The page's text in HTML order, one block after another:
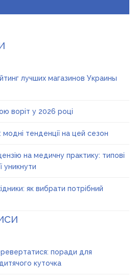
лучших магазинов Украины
воріт у 2026 році
тенденції на цей сезон
на медичну практику: типові
уникнути
як вибрати потрібний
поради для
куточка